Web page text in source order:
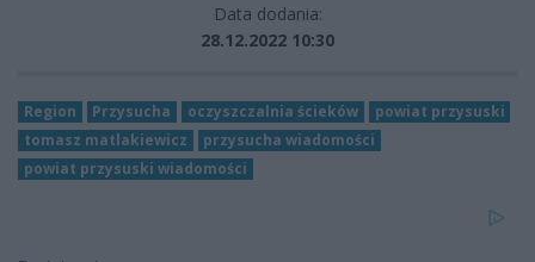
Data dodania:
28.12.2022 10:30
Region Przysucha oczyszczalnia ścieków
powiat przysuski
tomasz matlakiewicz
przysucha wiadomości
powiat przysuski wiadomości